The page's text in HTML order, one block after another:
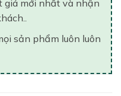
giá mới nhất và nhận
sản phẩm luôn luôn